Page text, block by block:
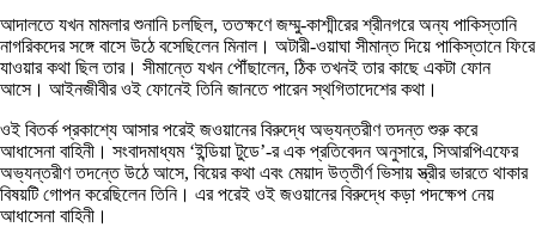
আদালতে যখন মামলার শুনানি চলছিল, ততক্ষণে জম্মু-কাশ্মীরের শ্রীনগরে অন্য পাকিস্তানি
নাগরিকদের সঙ্গে বাসে উঠে বসেছিলেন মিনাল। অটারী-ওয়াঘা সীমান্ত দিয়ে পাকিস্তানে ফিরে
যাওয়ার কথা ছিল তার। সীমান্তে যখন পৌঁছালেন, ঠিক তখনই তার কাছে একটা ফোন
আসে। আইনজীবীর ওই ফোনেই তিনি জানতে পারেন স্থগিতাদেশের কথা।
ওই বিতর্ক প্রকাশ্যে আসার পরেই জওয়ানের বিরুদ্ধে অভ্যন্তরীণ তদন্ত শুরু করে
আধাসেনা বাহিনী। সংবাদমাধ্যম ‘ইন্ডিয়া টুডে’-র এক প্রতিবেদন অনুসারে, সিআরপিএফের
অভ্যন্তরীণ তদন্তে উঠে আসে, বিয়ের কথা এবং মেয়াদ উত্তীর্ণ ভিসায় স্ত্রীর ভারতে থাকার
বিষয়টি গোপন করেছিলেন তিনি। এর পরেই ওই জওয়ানের বিরুদ্ধে কড়া পদক্ষেপ নেয়
আধাসেনা বাহিনী।